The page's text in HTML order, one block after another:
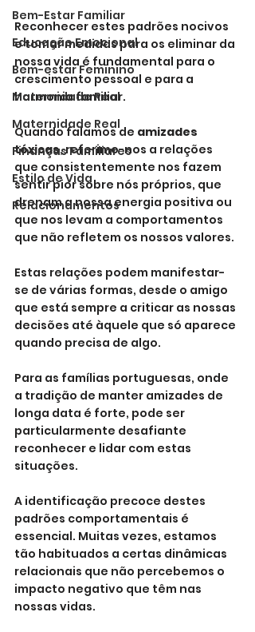
Bem-Estar Familiar
Educação Emocional
Bem-estar Feminino
Maternidade Real
Maternidade Real
Finanças Familiares
Estilo de Vida
Relacionamentos
Reconhecer estes padrões nocivos
e tomar medidas para os eliminar da
nossa vida é fundamental para o
crescimento pessoal e para a
harmonia familiar.
Quando falamos de amizades
tóxicas, referimo-nos a relações
que consistentemente nos fazem
sentir pior sobre nós próprios, que
drenam a nossa energia positiva ou
que nos levam a comportamentos
que não refletem os nossos valores.
Estas relações podem manifestar-
se de várias formas, desde o amigo
que está sempre a criticar as nossas
decisões até àquele que só aparece
quando precisa de algo.
Para as famílias portuguesas, onde
a tradição de manter amizades de
longa data é forte, pode ser
particularmente desafiante
reconhecer e lidar com estas
situações.
A identificação precoce destes
padrões comportamentais é
essencial. Muitas vezes, estamos
tão habituados a certas dinâmicas
relacionais que não percebemos o
impacto negativo que têm nas
nossas vidas.